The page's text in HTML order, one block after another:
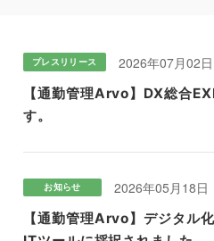
プレスリリース 2026年07月02日
【通勤管理Arvo】DX総合
す。
お知らせ 2026年05月18日
【通勤管理Arvo】デジタル